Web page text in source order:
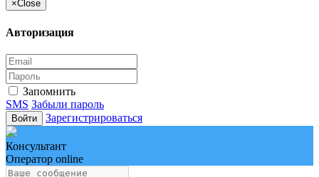
×Close
Авторизация
Запомнить
SMS Забыли пароль
Войти Зарегистрироваться
Консультант
Оператор online